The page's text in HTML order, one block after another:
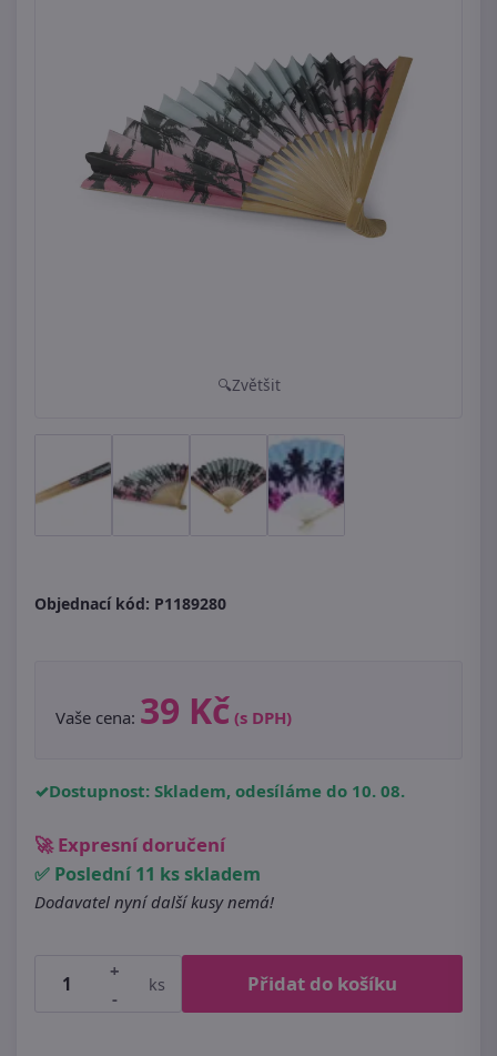
Zvětšit
Objednací kód: P1189280
Vaše cena: 39 Kč (s DPH)
Dostupnost: Skladem, odesíláme do 10. 08.
🚀 Expresní doručení
✅ Poslední 11 ks skladem
Dodavatel nyní další kusy nemá!
+
-
ks Přidat do košíku